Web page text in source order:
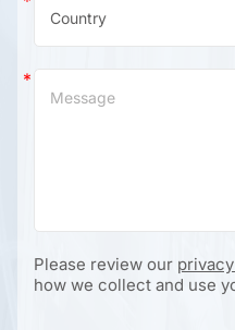
Please review our
how we collect and use